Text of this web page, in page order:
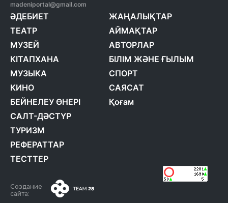
madeniportal@gmail.com
ӘДЕБИЕТ
ТЕАТР
МУЗЕЙ
КІТАПХАНА
МУЗЫКА
КИНО
БЕЙНЕЛЕУ ӨНЕРІ
САЛТ-ДӘСТҮР
ТУРИЗМ
РЕФЕРАТТАР
ТЕСТТЕР
ЖАҢАЛЫҚТАР
АЙМАҚТАР
АВТОРЛАР
БІЛІМ ЖӘНЕ ҒЫЛЫМ
СПОРТ
САЯСАТ
Қоғам
Создание
сайта: